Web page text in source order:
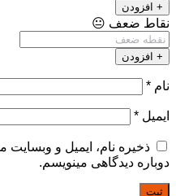
+ افزودن
نقاط ضعف😐
+ افزودن
نام*
ایمیل*
ذخیره نام، ایمیل و وبسایت
دوباره دیدگاهی مینویسم.
ثبت